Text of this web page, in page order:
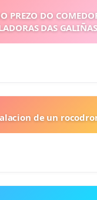
PREZO DO
DAS
de un